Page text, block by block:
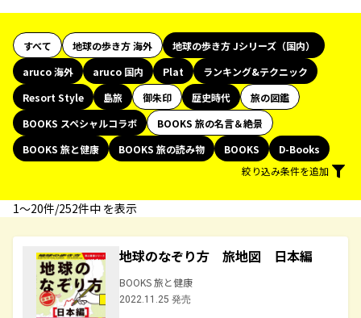
すべて 地球の歩き方 海外
地球の歩き方 Jシリーズ（国内）
aruco 海外
aruco 国内 Plat
ランキング&テクニック
Resort Style
島旅 御朱印 歴史時代
旅の図鑑
BOOKS スペシャルコラボ
BOOKS 旅の名言＆絶景
BOOKS 旅と健康
BOOKS 旅の読み物 BOOKS
D-Books
絞り込み条件を追加
1〜20件/252件中 を表示
地球のなぞり方 旅地図 日本編
BOOKS 旅と健康
2022.11.25 発売